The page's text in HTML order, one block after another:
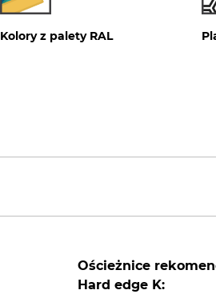
Kolory z palety RAL
Ościeżnice
Hard edge K: